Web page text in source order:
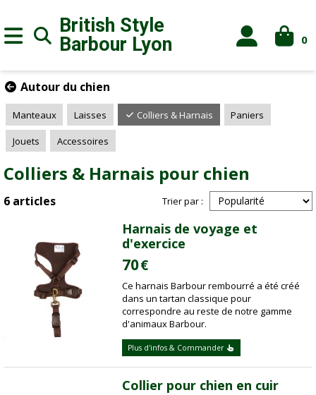
British Style
Barbour Lyon 0
Autour du chien
Manteaux Laisses Colliers & Harnais Paniers
Jouets Accessoires
Colliers & Harnais pour chien
6 articles Trier par :
Harnais de voyage et
d'exercice
70€
Ce harnais Barbour rembourré a été créé
dans un tartan classique pour
correspondre au reste de notre gamme
d'animaux Barbour.
Plus d'infos & Commander
Collier pour chien en cuir